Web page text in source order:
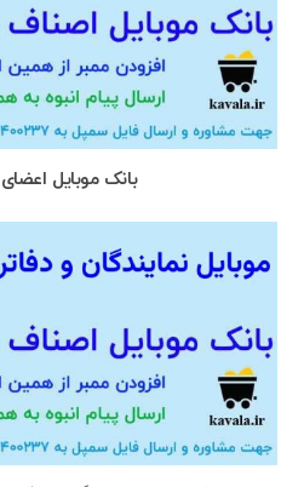
بانک موبایل